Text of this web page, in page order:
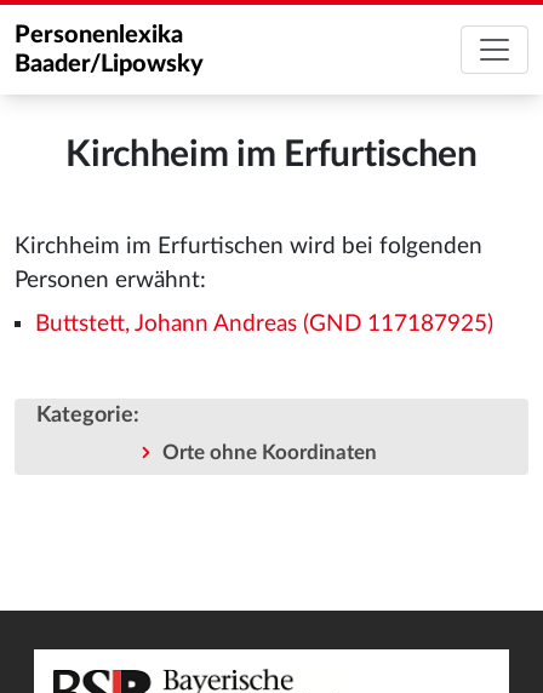
Personenlexika
Baader/Lipowsky
Kirchheim im Erfurtischen
Kirchheim im Erfurtischen wird bei folgenden
Personen erwähnt:
Buttstett, Johann Andreas (GND 117187925)
Kategorie:
Orte ohne Koordinaten